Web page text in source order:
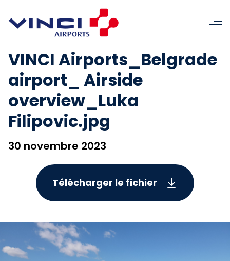
VINCI Airports_Belgrade
airport_ Airside
overview_Luka
Filipovic.jpg
30 novembre 2023
Télécharger le fichier